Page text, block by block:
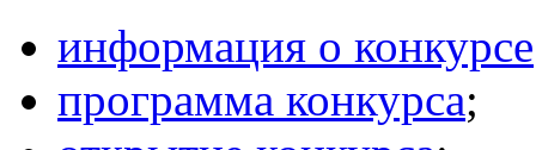
информация о конкурсе
программа конкурса;